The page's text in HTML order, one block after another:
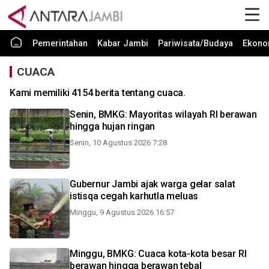
Pemerintahan Kabar Jambi Pariwisata/Budaya
CUACA
Kami memiliki 4154 berita tentang cuaca.
Senin, BMKG: Mayoritas wilayah RI berawan
hingga hujan ringan
Senin, 10 Agustus 2026 7:28
Gubernur Jambi ajak warga gelar salat
istisqa cegah karhutla meluas
Minggu, 9 Agustus 2026 16:57
Minggu, BMKG: Cuaca kota-kota besar RI
berawan hingga berawan tebal